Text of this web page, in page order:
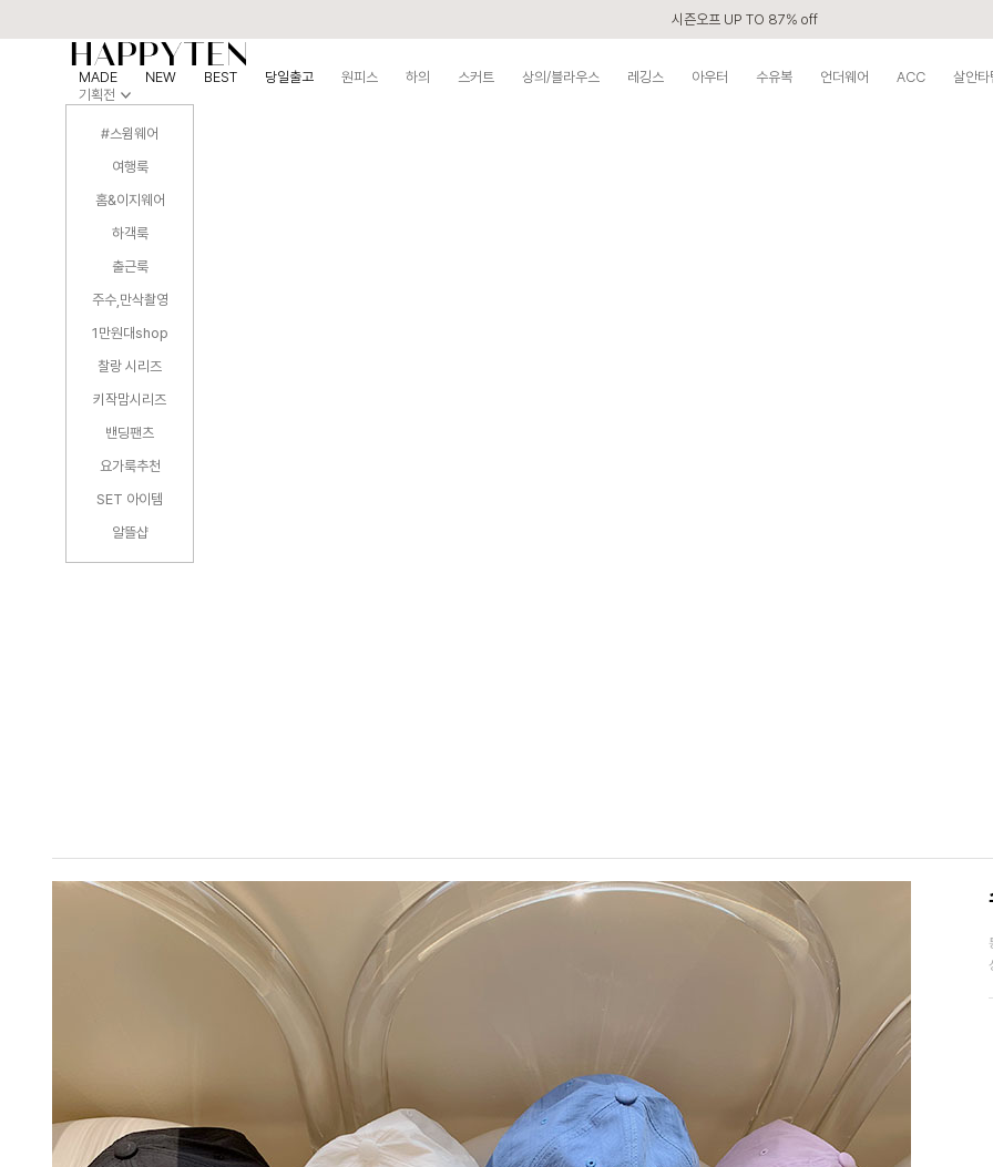
시즌오프 UP TO 87% off
MADE NEW BEST 당일출고 원피스 하의 스커트 상의/블라우스 레깅스 아우터 수유복 언더웨어 ACC
살안
기획전
#스윔웨어
여행룩
홈&이지웨어
하객룩
출근룩
주수,만삭촬영
1만원대shop
찰랑 시리즈
키작맘시리즈
밴딩팬츠
요가룩추천
SET 아이템
알뜰샵